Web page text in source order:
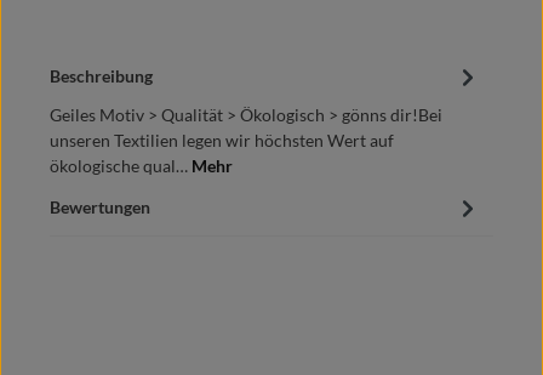
Beschreibung
Geiles Motiv > Qualität > Ökologisch > gönns dir!Bei
unseren Textilien legen wir höchsten Wert auf
ökologische qual… Mehr
Bewertungen